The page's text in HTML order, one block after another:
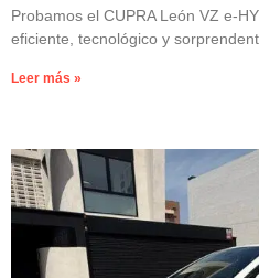
Probamos el CUPRA León VZ e-
eficiente, tecnológico y
Leer más »